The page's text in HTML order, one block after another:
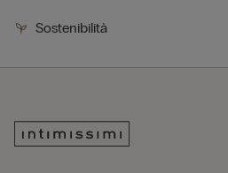
Sostenibilità